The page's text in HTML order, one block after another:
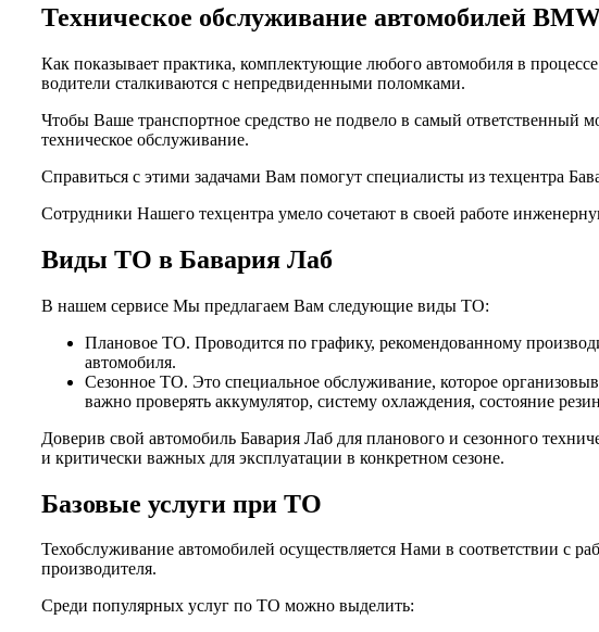
Техническое обслуживание автомобилей
Как показывает практика, комплектующие любого автомобиля в
водители сталкиваются с непредвиденными поломками.
Чтобы Ваше транспортное средство не подвело в самый ответственный
техническое обслуживание.
Справиться с этими задачами Вам помогут специалисты из техцентра
Сотрудники Нашего техцентра умело сочетают в своей работе
Виды ТО в Бавария Лаб
В нашем сервисе Мы предлагаем Вам следующие виды ТО:
Плановое ТО. Проводится по графику, рекомендованному
автомобиля.
Сезонное ТО. Это специальное обслуживание, которое
важно проверять аккумулятор, систему охлаждения, состояние
Доверив свой автомобиль Бавария Лаб для планового и сезонного
и критически важных для эксплуатации в конкретном сезоне.
Базовые услуги при ТО
Техобслуживание автомобилей осуществляется Нами в соответствии с
производителя.
Среди популярных услуг по ТО можно выделить: